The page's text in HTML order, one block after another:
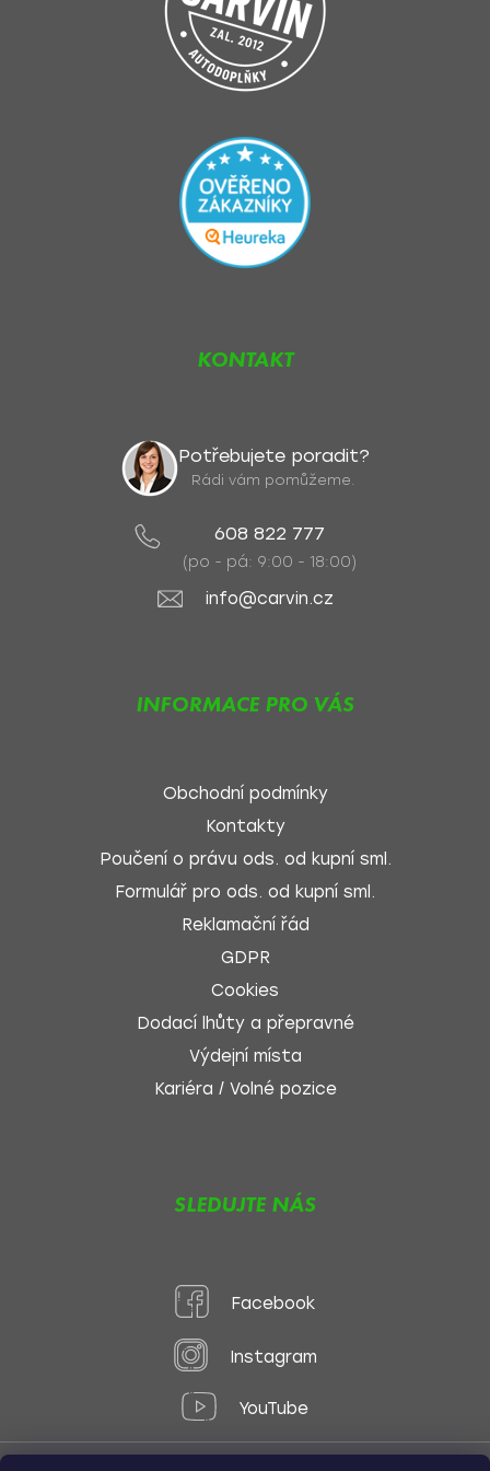
KONTAKT
Potřebujete poradit?
Rádi vám pomůžeme.
608 822 777
(po - pá: 9:00 - 18:00)
info@carvin.cz
INFORMACE PRO VÁS
Obchodní podmínky
Kontakty
Poučení o právu ods. od kupní sml.
Formulář pro ods. od kupní sml.
Reklamační řád
GDPR
Cookies
Dodací lhůty a přepravné
Výdejní místa
Kariéra / Volné pozice
SLEDUJTE NÁS
Facebook
Instagram
YouTube